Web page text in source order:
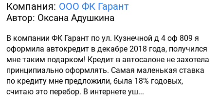
Компания: ООО ФК Гарант
Автор: Оксана Адушкина
В компании ФК Гарант по ул. Кузнечной д 4 оф 809 я
оформила автокредит в декабре 2018 года, получился
мне таким подарком! Кредит в автосалоне не захотела
принципиально оформлять. Самая маленькая ставка
по кредиту мне предложили, была 18% годовых,
считаю это перебор. В интернете уш...